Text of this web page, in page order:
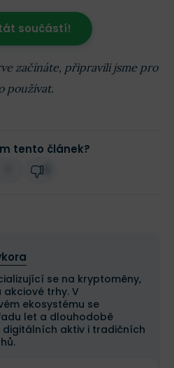
součástí!
začínáte, připravili jsme pro
používat.
tento článek?
se na kryptoměny,
trhy. V
ekosystému se
let a dlouhodobě
digitálních aktiv i tradičních